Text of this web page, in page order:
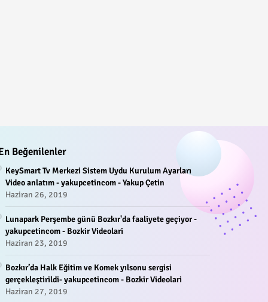
Beğenilenler
KeySmart Tv Merkezi Sistem Uydu Kurulum Ayarları
Video anlatım - yakupcetincom - Yakup Çetin
Haziran 26, 2019
Lunapark Perşembe günü Bozkır'da faaliyete geçiyor -
yakupcetincom - Bozkir Videolari
Haziran 23, 2019
Bozkır’da Halk Eğitim ve Komek yılsonu sergisi
gerçekleştirildi- yakupcetincom - Bozkir Videolari
Haziran 27, 2019